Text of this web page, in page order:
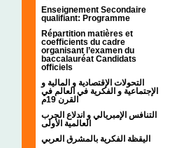
Enseignement Secondaire
qualifiant: Programme
Répartition matières et
coefficients du cadre
organisant l’examen du
baccalauréat Candidats
officiels
التحولات الإقتصادية و المالية و
الإجتماعية و الفكرية في العالم في
القرن 19م
التنافس الإمبريالي و اندلاع الحرب
العالمية الأولى
اليقظة الفكرية بالمشرق العربي